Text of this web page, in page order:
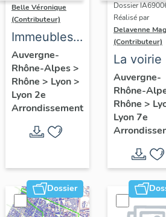
Belle Véronique
(Contributeur)
Immeubles
du secteur
des
Jacobins
Auvergne-
Rhône-Alpes>
Rhône > Lyon>
Lyon 2e
Arrondissement
Dossier
Réalisé par
Delavenne
(Contributeur)
La voirie
secteur
d'étude
"Saint-
André"
(Lyon 7e)
Auvergne-
Rhône-
Rhône >
Lyon 7e
Dossier